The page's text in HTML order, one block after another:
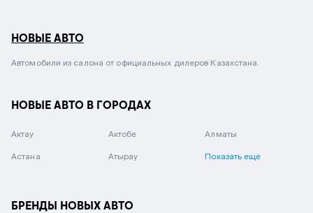
НОВЫЕ АВТО
Автомобили из салона от официальных дилеров Казахстана.
НОВЫЕ АВТО В ГОРОДАХ
Актау Актобе Алматы
Астана Атырау Показать еще
БРЕНДЫ НОВЫХ АВТО